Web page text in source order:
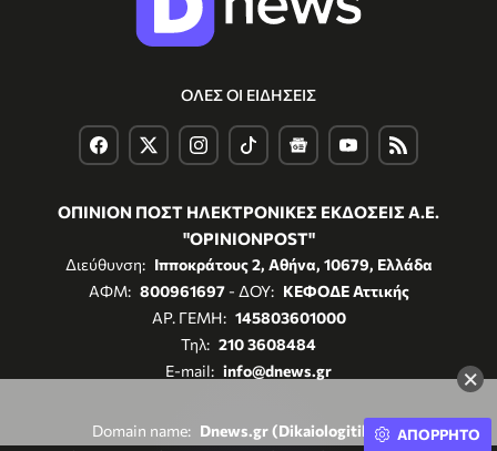
×
ΟΛΕΣ ΟΙ ΕΙΔΗΣΕΙΣ
ΟΠΙΝΙΟΝ ΠΟΣΤ ΗΛΕΚΤΡΟΝΙΚΕΣ ΕΚΔΟΣΕΙΣ Α.Ε.
"OPINIONPOST"
Διεύθυνση: Ιπποκράτους 2, Αθήνα, 10679, Ελλάδα
ΑΦΜ: 800961697- ΔΟΥ: ΚΕΦΟΔΕ Αττικής
ΑΡ. ΓΕΜΗ: 145803601000
Τηλ: 210 3608484
E-mail: info@dnews.gr
Domain name: Dnews.gr (Dikaiologitika.gr)ΑΠΟΡΡΗΤΟ